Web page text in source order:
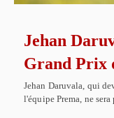
Jehan
Grand Prix
Jehan Daruvala, qui
l'équipe Prema, ne